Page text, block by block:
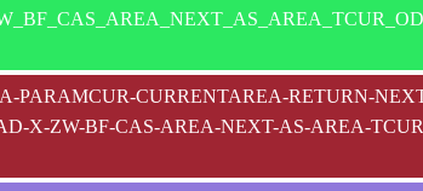
PARAMCUR-CURRENTAREA-RETURN-
X-ZW-BF-CAS-AREA-NEXT-AS-AREA-